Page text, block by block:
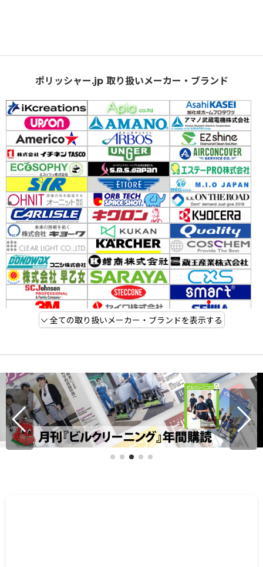
ポリッシャー.jp 取り扱いメーカー・ブランド
全ての取り扱いメーカー・ブランドを表示する